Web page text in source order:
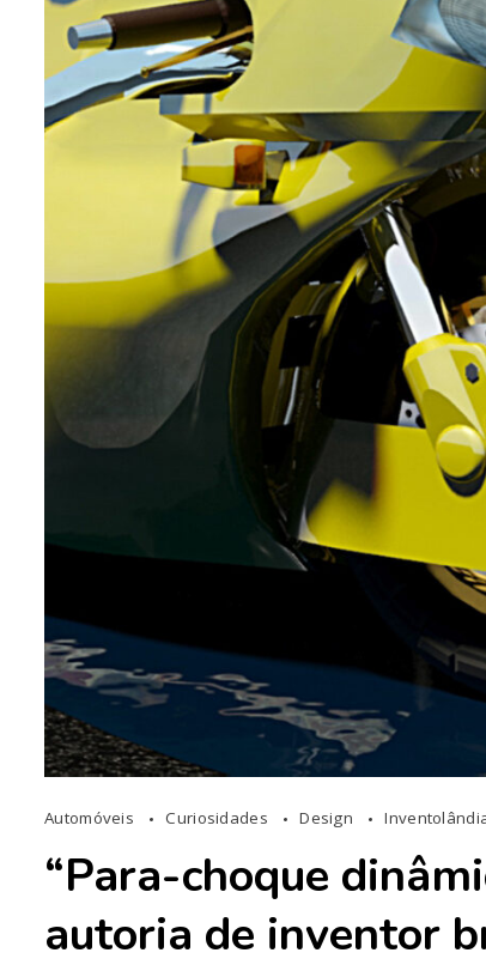
Automóveis Curiosidades Design
“Para-choque
autoria de inventor